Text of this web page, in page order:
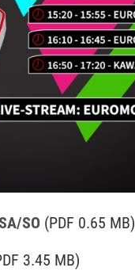
SO (PDF 0.65 MB)
3.45 MB)